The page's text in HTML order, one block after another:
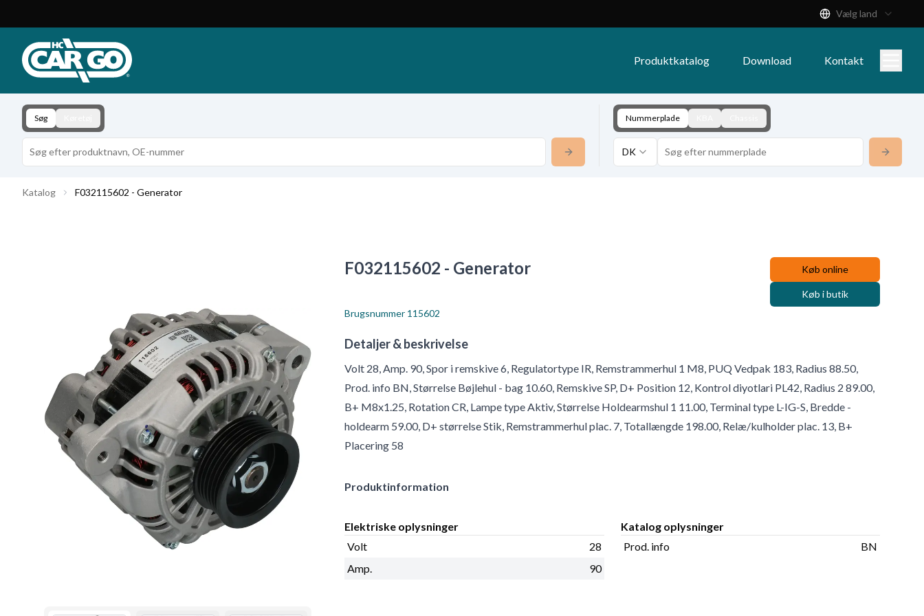
Download
Kontakt
Vælg land
Produktkatalog Download Kontakt
Søg Nummerplade
DK
Katalog F032115602 - Generator
F032115602 - Generator Køb online
Køb i butik
Brugsnummer 115602
Detaljer & beskrivelse
Volt 28, Amp. 90, Spor i remskive 6, Regulatortype IR, Remstrammerhul 1 M8, PUQ Vedpak 183, Radius 88.50,
Prod. info BN, Størrelse Bøjlehul - bag 10.60, Remskive SP, D+ Position 12, Kontrol diyotlari PL42, Radius 2 89.00,
B+ M8x1.25, Rotation CR, Lampe type Aktiv, Størrelse Holdearmshul 1 11.00, Terminal type L-IG-S, Bredde -
holdearm 59.00, D+ størrelse Stik, Remstrammerhul plac. 7, Totallængde 198.00, Relæ/kulholder plac. 13, B+
Placering 58
Produktinformation
Elektriske oplysninger
Volt
28
Amp.
90
Katalog oplysninger
Prod. info
BN